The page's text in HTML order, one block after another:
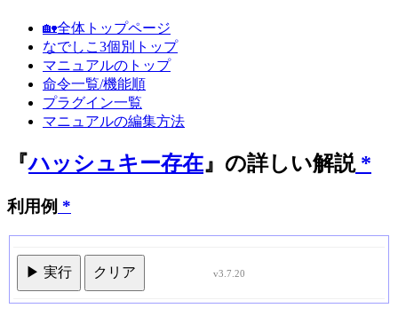
🏡全体トップページ
なでしこ3個別トップ
マニュアルのトップ
命令一覧/機能順
プラグイン一覧
マニュアルの編集方法
『ハッシュキー存在』の詳しい解説*
利用例 *
▶ 実行 クリア v3.7.20